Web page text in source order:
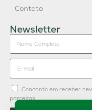
Contato
Newsletter
Concordo em receber
parceiros.